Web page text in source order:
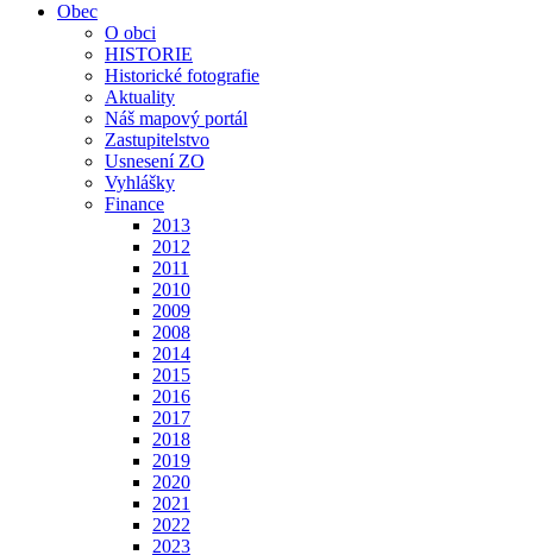
Obec
O obci
HISTORIE
Historické fotografie
Aktuality
Náš mapový portál
Zastupitelstvo
Usnesení ZO
Vyhlášky
Finance
2013
2012
2011
2010
2009
2008
2014
2015
2016
2017
2018
2019
2020
2021
2022
2023